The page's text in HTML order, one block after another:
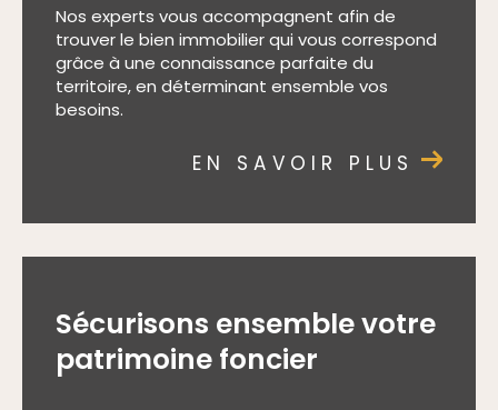
Nos experts vous accompagnent afin de
trouver le bien immobilier qui vous correspond
grâce à une connaissance parfaite du
territoire, en déterminant ensemble vos
besoins.
EN SAVOIR PLUS
Sécurisons ensemble votre
patrimoine foncier